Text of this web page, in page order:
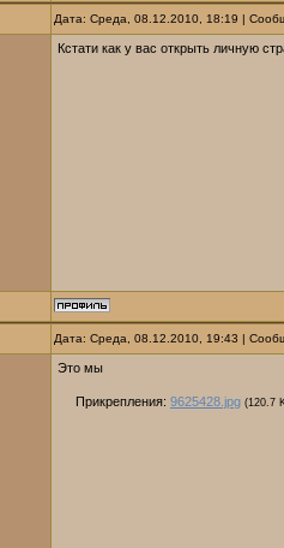
Дата: Среда, 08.12.2010, 18:19 |
Кстати как у вас открыть личную
Дата: Среда, 08.12.2010, 19:43 |
Это мы
Прикрепления: 9625428.jpg (120.7